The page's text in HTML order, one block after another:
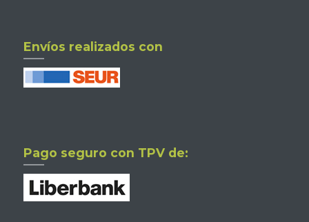
Envíos realizados con
Pago seguro con TPV de: